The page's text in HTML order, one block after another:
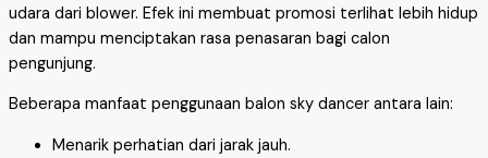
udara dari blower. Efek ini membuat promosi terlihat lebih hidup
dan mampu menciptakan rasa penasaran bagi calon
pengunjung.
Beberapa manfaat penggunaan balon sky dancer antara lain:
Menarik perhatian dari jarak jauh.